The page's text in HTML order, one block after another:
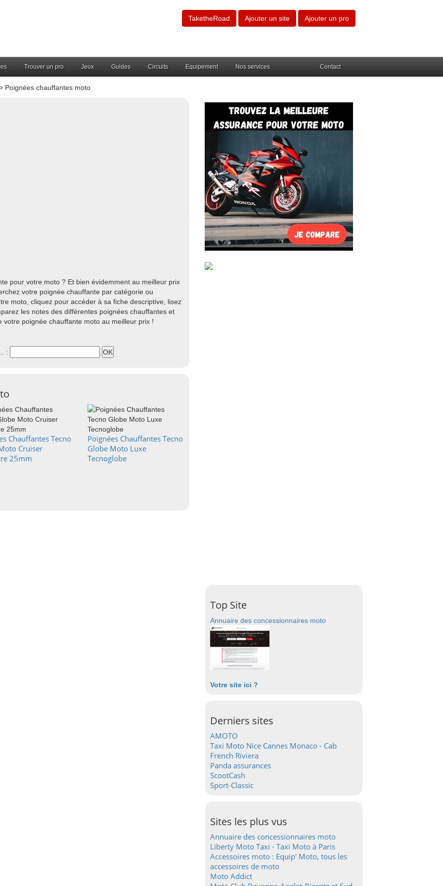
TaketheRoad Ajouter un site Ajouter un pro
Trouver un pro Jeux Guides Circuits Equipement Nos services Contact
Poignées chauffantes moto
pour votre moto ? Et bien évidemment au meilleur prix
votre poignée chauffante par catégorie ou
moto, cliquez pour accéder à sa fiche descriptive, lisez
les notes des différentes poignées chauffantes et
poignée chauffante moto au meilleur prix !
:
Chauffantes Tecno
Cruiser
25mm
Poignées Chauffantes Tecno
Globe Moto Luxe
Tecnoglobe
Top Site
Annuaire des concessionnaires moto
Votre site ici ?
Derniers sites
AMOTO
Taxi Moto Nice Cannes Monaco - Cab
French Riviera
Panda assurances
ScootCash
Sport-Classic
Sites les plus vus
Annuaire des concessionnaires moto
Liberty Moto Taxi - Taxi Moto à Paris
Accessoires moto : Equip' Moto, tous les
accessoires de moto
Moto Addict